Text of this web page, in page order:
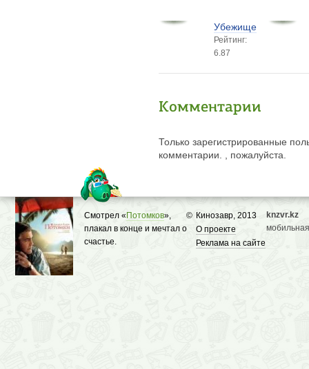
Убежище
Рейтинг:
6.87
Комментарии
Только зарегистрированные
комментарии. , пожалуйста.
© Кинозавр, 2013
О проекте
Реклама на сайте
Смотрел « Потомков»,
плакал в конце и мечтал о
счастье.
knzvr.kz